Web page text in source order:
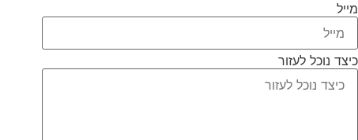
מייל
כיצד נוכל לעזור